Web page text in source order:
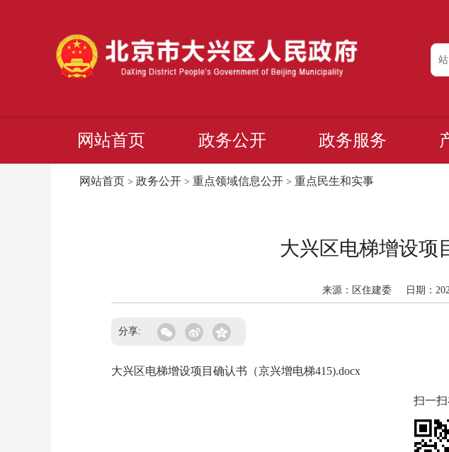
网站首页 政务公开 政务服务
网站首页 > 政务公开 > 重点领域信息公开 > 重点民生和实事
大兴区电梯增设项
来源：区住建委 日期：
分享:
大兴区电梯增设项目确认书（京兴增电梯415).docx
扫一